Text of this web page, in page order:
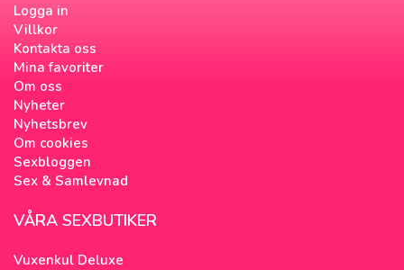
Logga in
Villkor
Kontakta oss
Mina favoriter
Om oss
Nyheter
Nyhetsbrev
Om cookies
Sexbloggen
Sex & Samlevnad
VÅRA SEXBUTIKER
Vuxenkul Deluxe